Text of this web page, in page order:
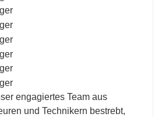
engagiertes Team aus
und Technikern bestrebt,